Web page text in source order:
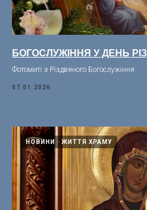
БОГОСЛУЖІННЯ У ДЕНЬ
Фотомиті з Різдвяного Богослужіння
07.01.2026
НОВИНИ ЖИТТЯ ХРАМУ